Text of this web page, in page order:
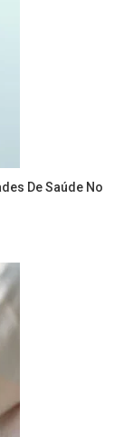
De Saúde No